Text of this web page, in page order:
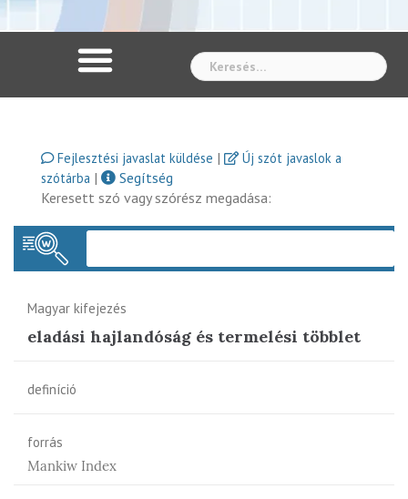
Fejlesztési javaslat küldése |
Új szót javaslok a
szótárba |
Segítség
Keresett szó vagy szórész megadása:
Magyar kifejezés
eladási hajlandóság és termelési többlet
definíció
forrás
Mankiw Index